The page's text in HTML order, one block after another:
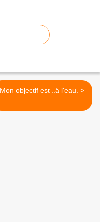
Mon objectif est ..à l'eau. >